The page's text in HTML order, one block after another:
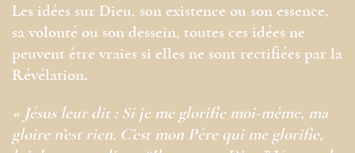
Les idées sur Dieu, son existence ou son essence,
sa volonté ou son dessein, toutes ces idées ne
peuvent être vraies si elles ne sont rectifiées par la
Révélation.
« Jésus leur dit : Si je me glorifie moi-même, ma
gloire n’est rien. C’est mon Père qui me glorifie,